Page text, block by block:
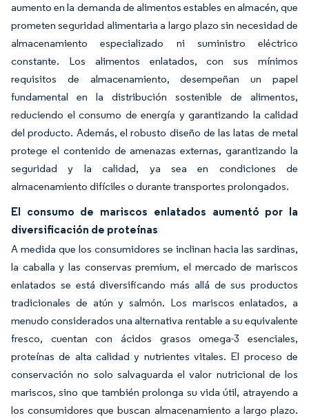
aumento en la demanda de alimentos estables en almacén, que
prometen seguridad alimentaria a largo plazo sin necesidad de
almacenamiento especializado ni suministro eléctrico
constante. Los alimentos enlatados, con sus mínimos
requisitos de almacenamiento, desempeñan un papel
fundamental en la distribución sostenible de alimentos,
reduciendo el consumo de energía y garantizando la calidad
del producto. Además, el robusto diseño de las latas de metal
protege el contenido de amenazas externas, garantizando la
seguridad y la calidad, ya sea en condiciones de
almacenamiento difíciles o durante transportes prolongados.
El consumo de mariscos enlatados aumentó por la
diversificación de proteínas
A medida que los consumidores se inclinan hacia las sardinas,
la caballa y las conservas premium, el mercado de mariscos
enlatados se está diversificando más allá de sus productos
tradicionales de atún y salmón. Los mariscos enlatados, a
menudo considerados una alternativa rentable a su equivalente
fresco, cuentan con ácidos grasos omega-3 esenciales,
proteínas de alta calidad y nutrientes vitales. El proceso de
conservación no solo salvaguarda el valor nutricional de los
mariscos, sino que también prolonga su vida útil, atrayendo a
los consumidores que buscan almacenamiento a largo plazo.